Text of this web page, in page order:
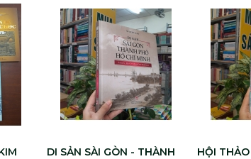
DI SẢN SÀI GÒN - THÀNH
HỘI